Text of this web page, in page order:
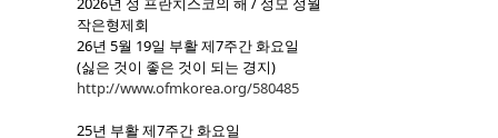
작은형제회
26년 5월 19일 부활 제7주간 화요일
(싫은 것이 좋은 것이 되는 경지)
http://www.ofmkorea.org/580485
25년 부활 제7주간 화요일